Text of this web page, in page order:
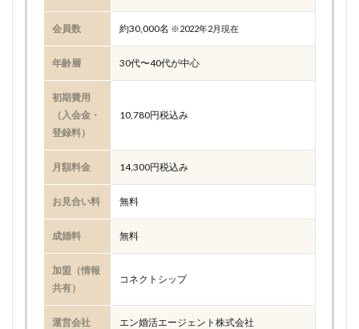
会員数 約30,000名 ※2022年2月現在
年齢層 30代〜40代が中心
初期費用
（入会金・
登録料）
10,780円税込み
月額料金 14,300円税込み
お見合い料 無料
成婚料 無料
加盟（情報
共有）
コネクトシップ
運営会社 エン婚活エージェント株式会社